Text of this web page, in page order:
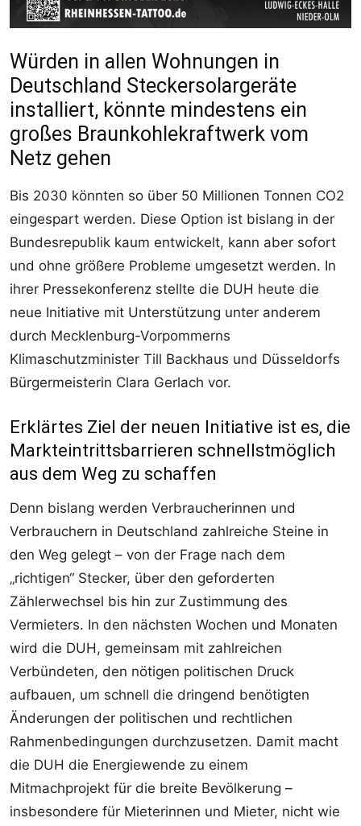
Würden in allen Wohnungen in
Deutschland Steckersolargeräte
installiert, könnte mindestens ein
großes Braunkohlekraftwerk vom
Netz gehen
Bis 2030 könnten so über 50 Millionen Tonnen CO2
eingespart werden. Diese Option ist bislang in der
Bundesrepublik kaum entwickelt, kann aber sofort
und ohne größere Probleme umgesetzt werden. In
ihrer Pressekonferenz stellte die DUH heute die
neue Initiative mit Unterstützung unter anderem
durch Mecklenburg-Vorpommerns
Klimaschutzminister Till Backhaus und Düsseldorfs
Bürgermeisterin Clara Gerlach vor.
Erklärtes Ziel der neuen Initiative ist es, die
Markteintrittsbarrieren schnellstmöglich
aus dem Weg zu schaffen
Denn bislang werden Verbraucherinnen und
Verbrauchern in Deutschland zahlreiche Steine in
den Weg gelegt – von der Frage nach dem
„richtigen“ Stecker, über den geforderten
Zählerwechsel bis hin zur Zustimmung des
Vermieters. In den nächsten Wochen und Monaten
wird die DUH, gemeinsam mit zahlreichen
Verbündeten, den nötigen politischen Druck
aufbauen, um schnell die dringend benötigten
Änderungen der politischen und rechtlichen
Rahmenbedingungen durchzusetzen. Damit macht
die DUH die Energiewende zu einem
Mitmachprojekt für die breite Bevölkerung –
insbesondere für Mieterinnen und Mieter, nicht wie